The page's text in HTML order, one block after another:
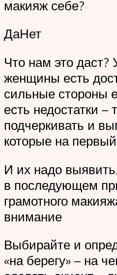
макияж себе?
ДаНет
Что нам это
женщины есть
сильные стороны
есть недостатки –
подчеркивать и
которые на
И их надо
в последующем
грамотного
внимание
Выбирайте и
«на берегу» – на